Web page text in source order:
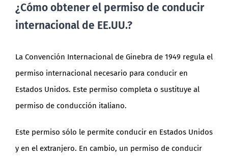
¿Cómo obtener el permiso de conducir
internacional de EE.UU.?
La Convención Internacional de Ginebra de 1949 regula el
permiso internacional necesario para conducir en
Estados Unidos. Este permiso completa o sustituye al
permiso de conducción italiano.
Este permiso sólo le permite conducir en Estados Unidos
y en el extranjero. En cambio, un permiso de conducir